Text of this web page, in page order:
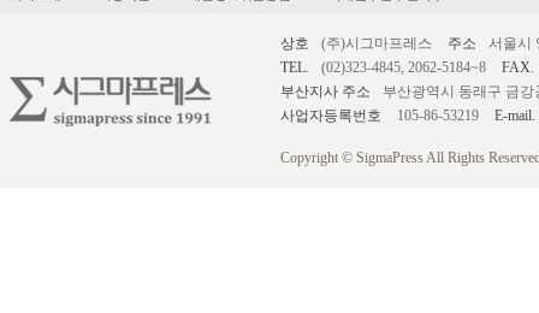
상호 (주)시그마프레스 주소
서울시
TEL.
(02)323-4845, 2062-5184~8
FAX.
부산지사 주소
부산광역시 동래구 금강
사업자등록번호
105-86-53219 E-mail.
Copyright © SigmaPress All Rights